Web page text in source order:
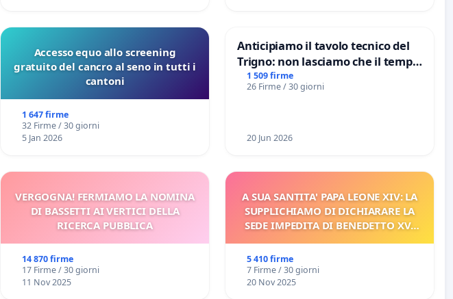
Accesso equo allo screening
gratuito del cancro al seno in tutti i
cantoni
1 647 firme
32 Firme / 30 giorni
5 Jan 2026
Anticipiamo il tavolo tecnico del
Trigno: non lasciamo che il tempo
rallenti le ricerche di Domenico
Racanati
1 509 firme
26 Firme / 30 giorni
20 Jun 2026
VERGOGNA! FERMIAMO LA NOMINA
DI BASSETTI AI VERTICI DELLA
RICERCA PUBBLICA
14 870 firme
17 Firme / 30 giorni
11 Nov 2025
A SUA SANTITA' PAPA LEONE XIV: LA
SUPPLICHIAMO DI DICHIARARE LA
SEDE IMPEDITA DI BENEDETTO XVI
5 410 firme
7 Firme / 30 giorni
20 Nov 2025